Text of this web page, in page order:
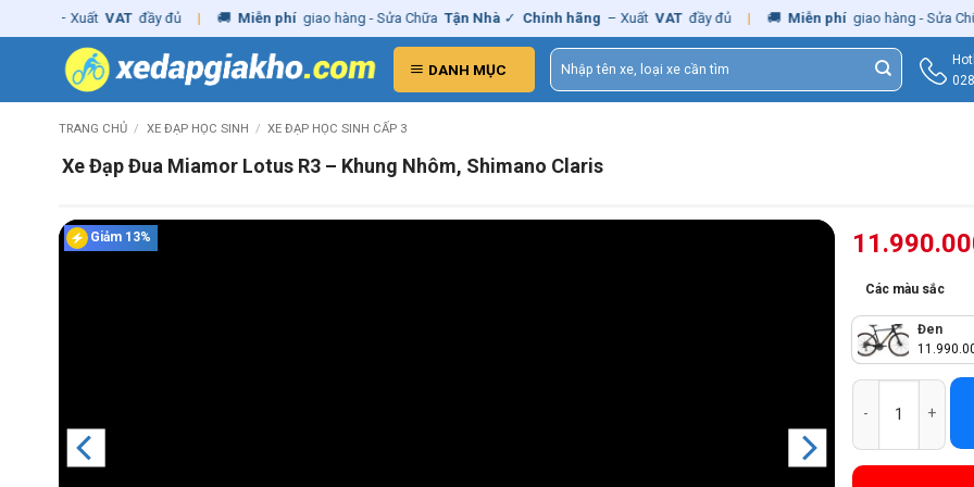
to
VAT đầy đủ | 🚚 Miễn phí giao hàng - Sửa Chữa Tận Nhà ✓ Chính hãng – Xuất VAT đầy đủ | 🚚 Miễn phí giao hàng - Sửa Chữa
DANH MỤC
Tìm
kiếm:
TRANG CHỦ / XE ĐẠP HỌC SINH / XE ĐẠP HỌC SINH CẤP 3
Xe Đạp Đua Miamor Lotus R3 – Khung Nhôm, Shimano Claris
Giảm 13%
Các màu sắc
Đen
Xe Đạp Đua